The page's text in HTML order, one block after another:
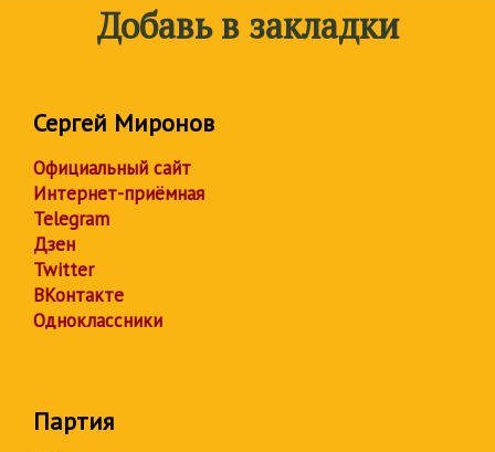
Добавь в закладки
Сергей Миронов
Официальный сайт
Интернет-приёмная
Telegram
Дзен
Twitter
ВКонтакте
Одноклассники
Партия